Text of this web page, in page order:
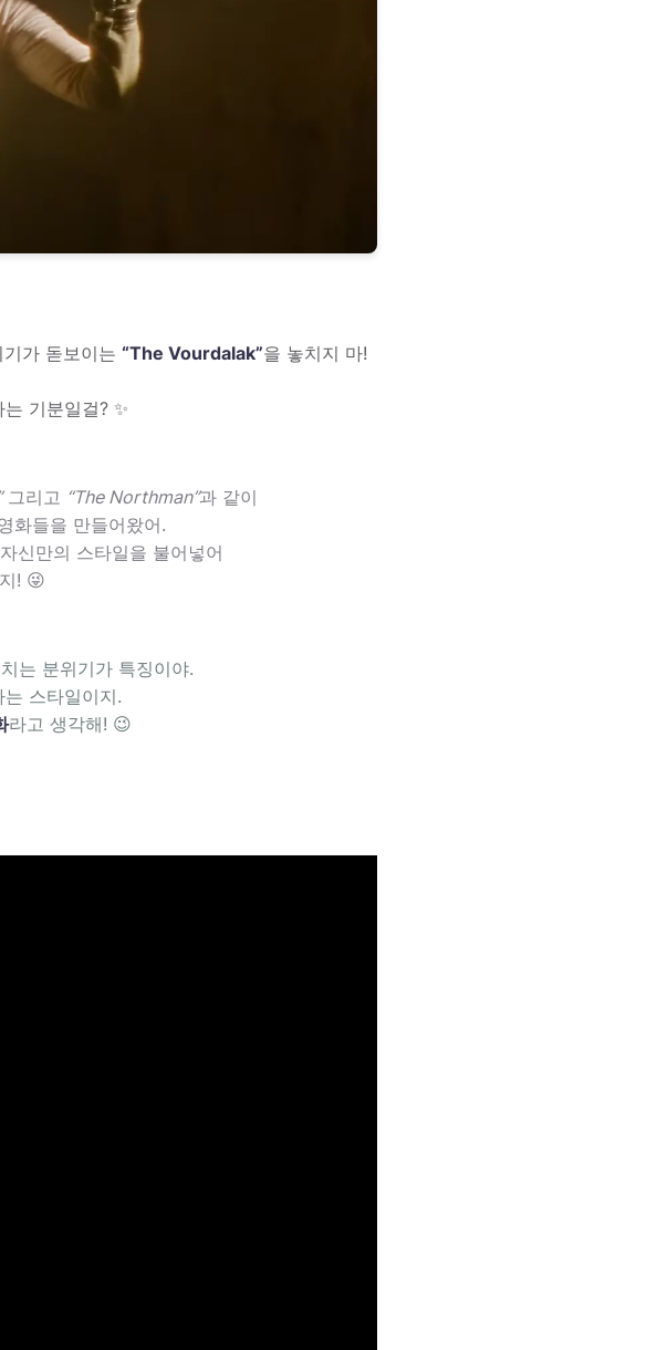
가 돋보이는 “The Vourdalak”을 놓치지 마!
기분일걸? ✨
그리고 “The Northman”과 같이
화들을 만들어왔어.
신만의 스타일을 불어넣어
! 😜
는 분위기가 특징이야.
는 스타일이지.
라고 생각해! 😉